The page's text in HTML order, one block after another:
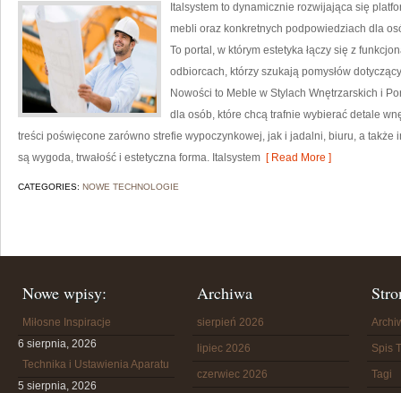
Italsystem to dynamicznie rozwijająca się
mebli oraz konkretnych podpowiedziach dla
To portal, w którym estetyka łączy się z
odbiorcach, którzy szukają pomysłów
Nowości to Meble w Stylach Wnętrzarskich i
dla osób, które chcą trafnie wybierać detale
treści poświęcone zarówno strefie wypoczynkowej, jak i jadalni, biuru, a także
są wygoda, trwałość i estetyczna forma. Italsystem [ Read More ]
CATEGORIES: NOWE TECHNOLOGIE
Nowe wpisy:
Miłosne Inspiracje
6 sierpnia, 2026
Technika i Ustawienia Aparatu
5 sierpnia, 2026
Archiwa
sierpień 2026
lipiec 2026
czerwiec 2026
Spis
Tagi